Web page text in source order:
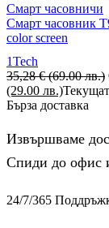
Смарт часовничи
Смарт часовник
color screen
1Tech
35,28€ (69.00 лв.)
(29.00 лв.)
Бърза доставка
Извършваме
Спиди до офис
24/7/365